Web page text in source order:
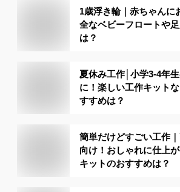
1歳浮き輪｜赤ちゃんに
全なベビーフロートや
は？
夏休み工作│小学3-4年
に！楽しい工作キット
すすめは？
簡単だけどすごい工作
向け！おしゃれに仕上
キットのおすすめは？